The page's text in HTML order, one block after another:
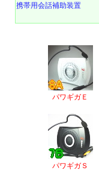
携帯用会話補助装置
パワギガＥ
パワギガＳ